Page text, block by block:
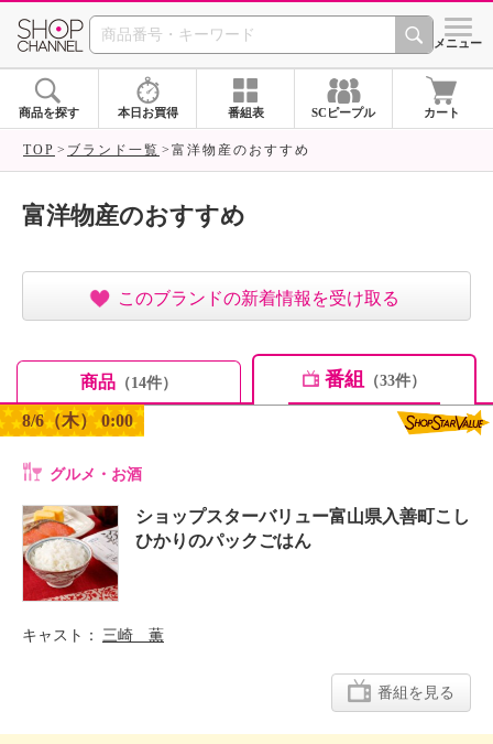
SHOP CHANNEL ショッ
メニュー
商品を探す 本日お買得 番組表 SCピープル カート
TOP ブランド一覧 富洋物産のおすすめ
富洋物産のおすすめ
このブランドの新着情報を受け取る
商品 （14件） 番組 （33件）
8/6（木） 0:00
グルメ・お酒
ショップスターバリュー富山県入善町こし
ひかりのパックごはん
キャスト 三崎 薫
番組を見る